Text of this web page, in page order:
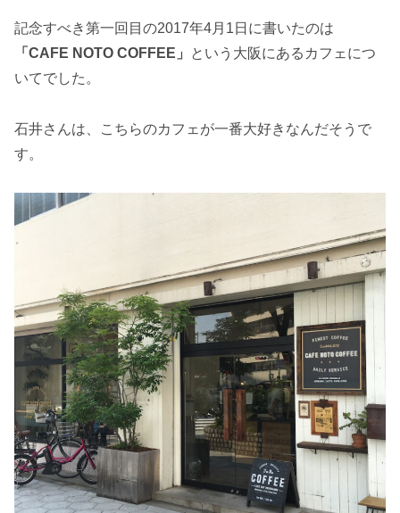
記念すべき第一回目の2017年4月1日に書いたのは
「CAFE NOTO COFFEE」
という大阪にあるカフェにつ
いてでした。
石井さんは、こちらのカフェが一番大好きなんだそうで
す。